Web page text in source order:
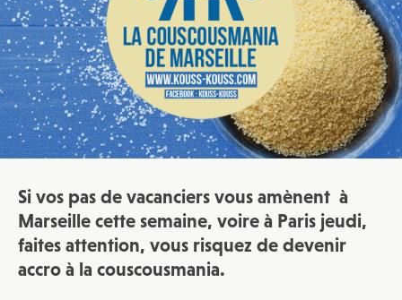
Si vos pas de vacanciers vous amènent à
Marseille cette semaine, voire à Paris jeudi,
faites attention, vous risquez de devenir
accro à la couscousmania.